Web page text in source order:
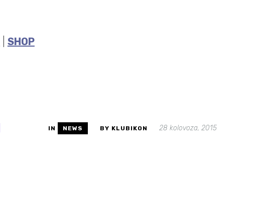
SHOP
IN NEWS BY KLUBIKON 28 kolovoza, 2015